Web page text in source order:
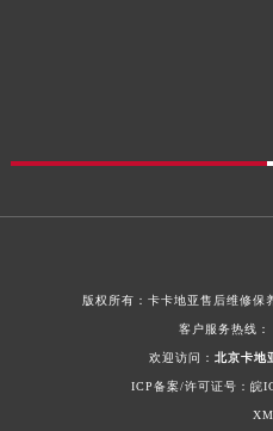
版权所有： 卡卡地亚售后维修保
客户服务热线：
欢迎访问： 北京卡地
ICP备案/许可证号：皖